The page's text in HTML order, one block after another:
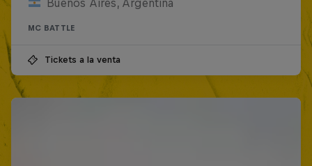
Buenos Aires, Argentina
MC BATTLE
Tickets a la venta